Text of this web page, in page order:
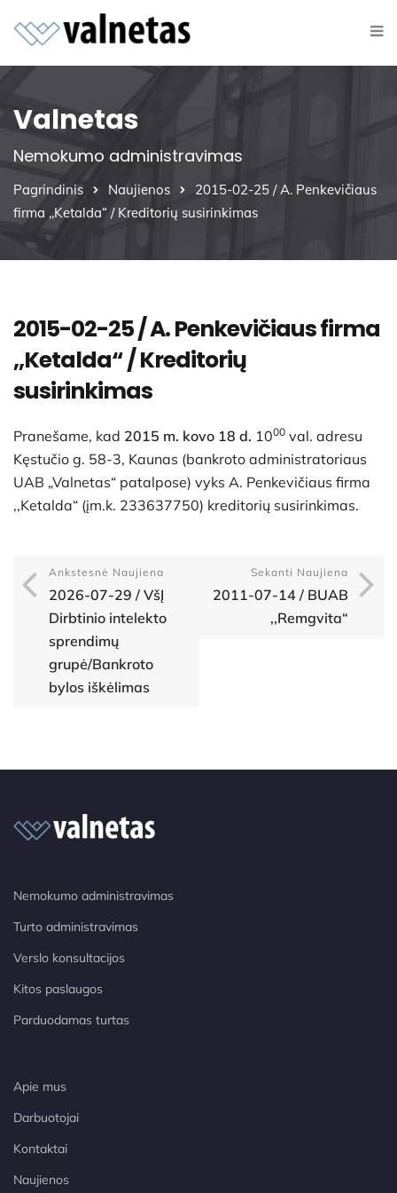
Valnetas
Nemokumo administravimas
Pagrindinis Naujienos
2015-02-25 / A. Penkevičiaus
firma ,,Ketalda“ / Kreditorių susirinkimas
2015-02-25 / A. Penkevičiaus firma
,,Ketalda“ / Kreditorių
susirinkimas
Pranešame, kad 2015 m. kovo 18 d. 1000 val. adresu
Kęstučio g. 58-3, Kaunas (bankroto administratoriaus
UAB „Valnetas“ patalpose) vyks A. Penkevičiaus firma
,,Ketalda“ (įm.k. 233637750) kreditorių susirinkimas.
Ankstesnė Naujiena
2026-07-29 / VšĮ
Dirbtinio intelekto
sprendimų
grupė/Bankroto
bylos iškėlimas
Sekanti Naujiena
2011-07-14 / BUAB
,,Remgvita“
Nemokumo administravimas
Turto administravimas
Verslo konsultacijos
Kitos paslaugos
Parduodamas turtas
Apie mus
Darbuotojai
Kontaktai
Naujienos